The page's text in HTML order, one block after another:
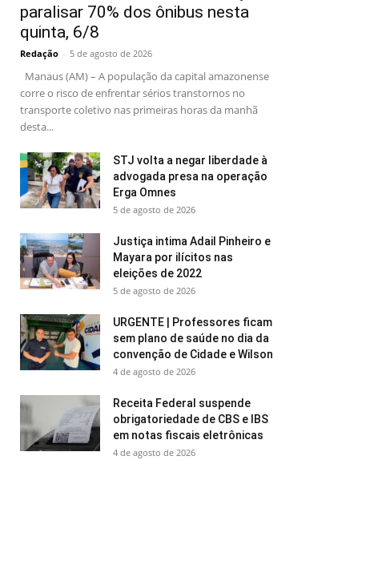
paralisar 70% dos ônibus nesta
quinta, 6/8
Redação - 5 de agosto de 2026
Manaus (AM) – A população da capital amazonense
corre o risco de enfrentar sérios transtornos no
transporte coletivo nas primeiras horas da manhã
desta...
STJ volta a negar liberdade à
advogada presa na operação
Erga Omnes
5 de agosto de 2026
Justiça intima Adail Pinheiro e
Mayara por ilícitos nas
eleições de 2022
5 de agosto de 2026
URGENTE | Professores ficam
sem plano de saúde no dia da
convenção de Cidade e Wilson
4 de agosto de 2026
Receita Federal suspende
obrigatoriedade de CBS e IBS
em notas fiscais eletrônicas
4 de agosto de 2026